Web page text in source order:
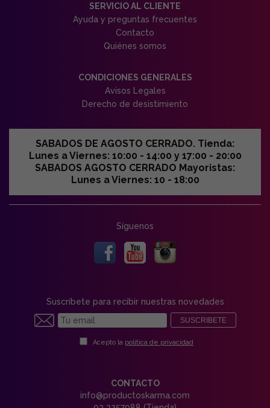
SERVICIO AL CLIENTE
Ayuda y preguntas frecuentes
Contacto
Quiénes somos
CONDICIONES GENERALES
Avisos Legales
Derecho de desistimiento
SABADOS DE AGOSTO CERRADO. Tienda:
Lunes a Viernes: 10:00 - 14:00 y 17:00 - 20:00
SABADOS AGOSTO CERRADO Mayoristas:
Lunes a Viernes: 10 - 18:00
Síguenos
Suscríbete para recibir nuestras novedades
SUSCRIBETE
Acepto la política de privacidad
CONTACTO
info@productoskarma.com